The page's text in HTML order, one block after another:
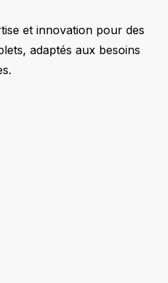
et innovation pour des
adaptés aux besoins